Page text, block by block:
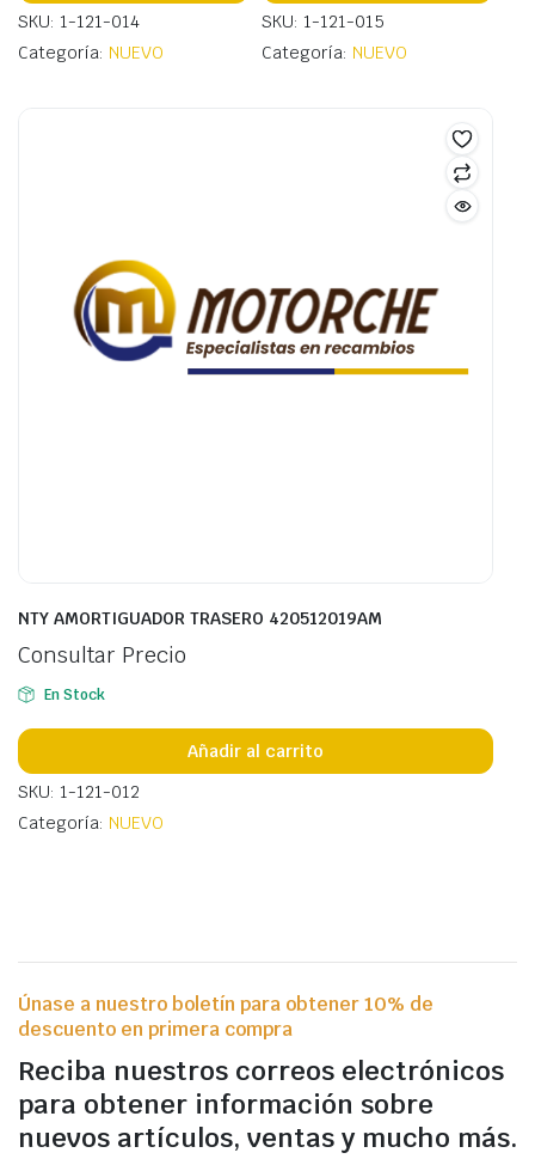
SKU: 1-121-014
Categoría: NUEVO
SKU: 1-121-015
Categoría: NUEVO
NTY AMORTIGUADOR TRASERO 420512019AM
Consultar Precio
En Stock
Añadir al carrito
SKU: 1-121-012
Categoría: NUEVO
Únase a nuestro boletín para obtener 10% de
descuento en primera compra
Reciba nuestros correos electrónicos
para obtener información sobre
nuevos artículos, ventas y mucho más.